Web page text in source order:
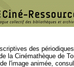
des
la Cinémathèque de
l'image animée,